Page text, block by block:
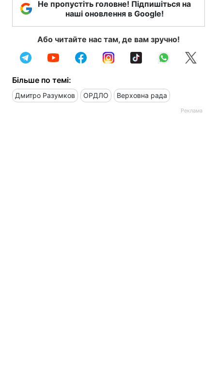
Не пропустіть головне! Підпишіться на
наші оновлення в Google!
Або читайте нас там, де вам зручно!
Більше по темі:
Дмитро Разумков ОРДЛО Верховна рада